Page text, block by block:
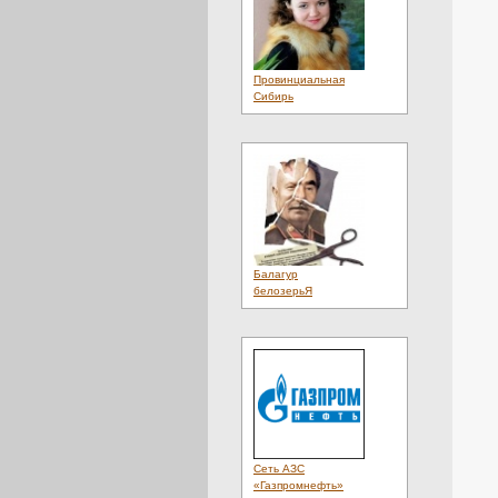
Провинциальная
Сибирь
Балагур
белозерьЯ
Сеть АЗС
«Газпромнефть»